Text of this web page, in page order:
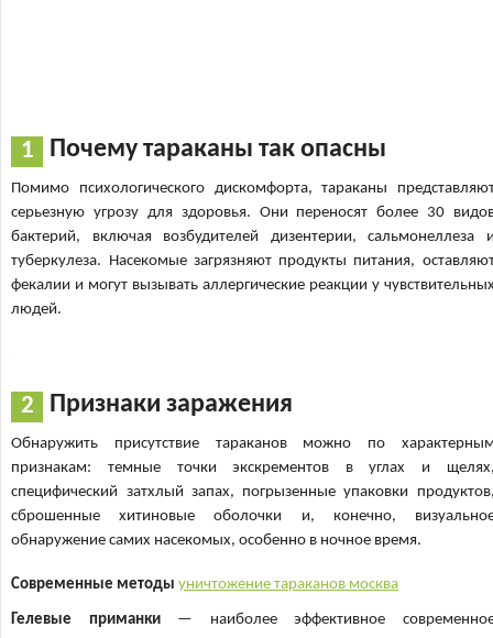
Почему тараканы так опасны
Помимо психологического дискомфорта, тараканы
серьезную угрозу для здоровья. Они переносят более 30
бактерий, включая возбудителей дизентерии, сальмонеллеза
туберкулеза. Насекомые загрязняют продукты питания,
фекалии и могут вызывать аллергические реакции у
людей.
Признаки заражения
Обнаружить присутствие тараканов можно по
признакам: темные точки экскрементов в углах и
специфический затхлый запах, погрызенные упаковки
сброшенные хитиновые оболочки и, конечно,
обнаружение самих насекомых, особенно в ночное время.
Современные методыуничтожение тараканов москва
Гелевые приманки— наиболее эффективное